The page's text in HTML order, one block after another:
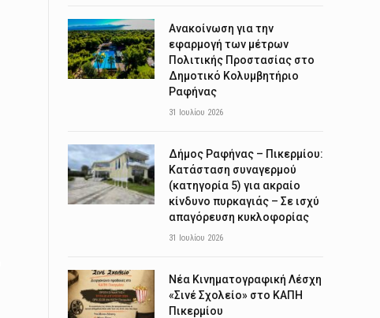
Ανακοίνωση για την
εφαρμογή των μέτρων
Πολιτικής Προστασίας στο
Δημοτικό Κολυμβητήριο
Ραφήνας
31 Ιουλίου 2026
Δήμος Ραφήνας – Πικερμίου:
Κατάσταση συναγερμού
(κατηγορία 5) για ακραίο
κίνδυνο πυρκαγιάς – Σε ισχύ
απαγόρευση κυκλοφορίας
31 Ιουλίου 2026
Νέα Κινηματογραφική Λέσχη
«Σινέ Σχολείο» στο ΚΑΠΗ
Πικερμίου